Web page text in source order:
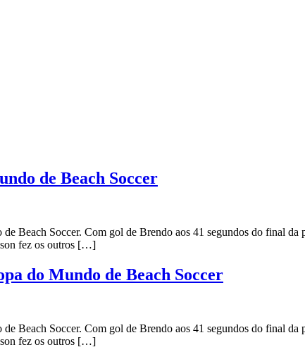
de Beach Soccer
Beach Soccer. Com gol de Brendo aos 41 segundos do final da
fez os outros […]
do Mundo de Beach Soccer
Beach Soccer. Com gol de Brendo aos 41 segundos do final da
fez os outros […]